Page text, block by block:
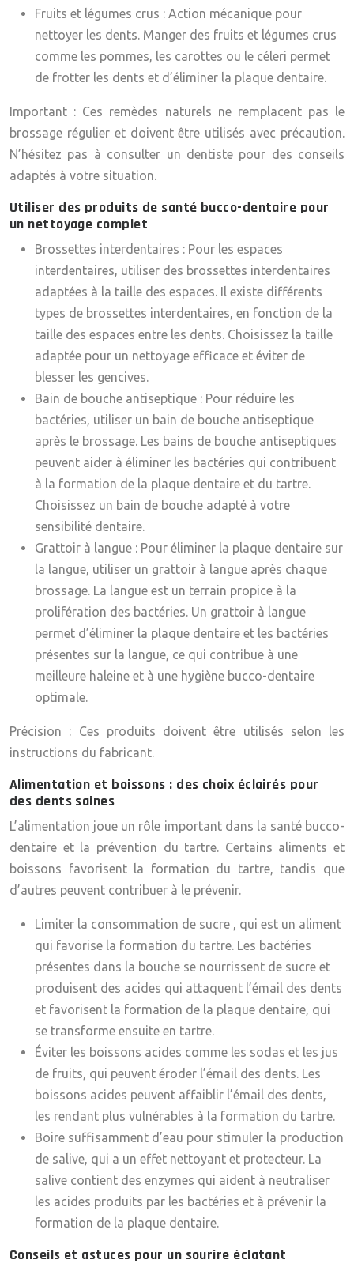
Fruits et légumes crus : Action mécanique pour
nettoyer les dents. Manger des fruits et légumes crus
comme les pommes, les carottes ou le céleri permet
de frotter les dents et d’éliminer la plaque dentaire.
Important : Ces remèdes naturels ne remplacent pas le
brossage régulier et doivent être utilisés avec précaution.
N’hésitez pas à consulter un dentiste pour des conseils
adaptés à votre situation.
Utiliser des produits de santé bucco-dentaire pour
un nettoyage complet
Brossettes interdentaires : Pour les espaces
interdentaires, utiliser des brossettes interdentaires
adaptées à la taille des espaces. Il existe différents
types de brossettes interdentaires, en fonction de la
taille des espaces entre les dents. Choisissez la taille
adaptée pour un nettoyage efficace et éviter de
blesser les gencives.
Bain de bouche antiseptique : Pour réduire les
bactéries, utiliser un bain de bouche antiseptique
après le brossage. Les bains de bouche antiseptiques
peuvent aider à éliminer les bactéries qui contribuent
à la formation de la plaque dentaire et du tartre.
Choisissez un bain de bouche adapté à votre
sensibilité dentaire.
Grattoir à langue : Pour éliminer la plaque dentaire sur
la langue, utiliser un grattoir à langue après chaque
brossage. La langue est un terrain propice à la
prolifération des bactéries. Un grattoir à langue
permet d’éliminer la plaque dentaire et les bactéries
présentes sur la langue, ce qui contribue à une
meilleure haleine et à une hygiène bucco-dentaire
optimale.
Précision : Ces produits doivent être utilisés selon les
instructions du fabricant.
Alimentation et boissons : des choix éclairés pour
des dents saines
L’alimentation joue un rôle important dans la santé bucco-
dentaire et la prévention du tartre. Certains aliments et
boissons favorisent la formation du tartre, tandis que
d’autres peuvent contribuer à le prévenir.
Limiter la consommation de sucre , qui est un aliment
qui favorise la formation du tartre. Les bactéries
présentes dans la bouche se nourrissent de sucre et
produisent des acides qui attaquent l’émail des dents
et favorisent la formation de la plaque dentaire, qui
se transforme ensuite en tartre.
Éviter les boissons acides comme les sodas et les jus
de fruits, qui peuvent éroder l’émail des dents. Les
boissons acides peuvent affaiblir l’émail des dents,
les rendant plus vulnérables à la formation du tartre.
Boire suffisamment d’eau pour stimuler la production
de salive, qui a un effet nettoyant et protecteur. La
salive contient des enzymes qui aident à neutraliser
les acides produits par les bactéries et à prévenir la
formation de la plaque dentaire.
Conseils et astuces pour un sourire éclatant